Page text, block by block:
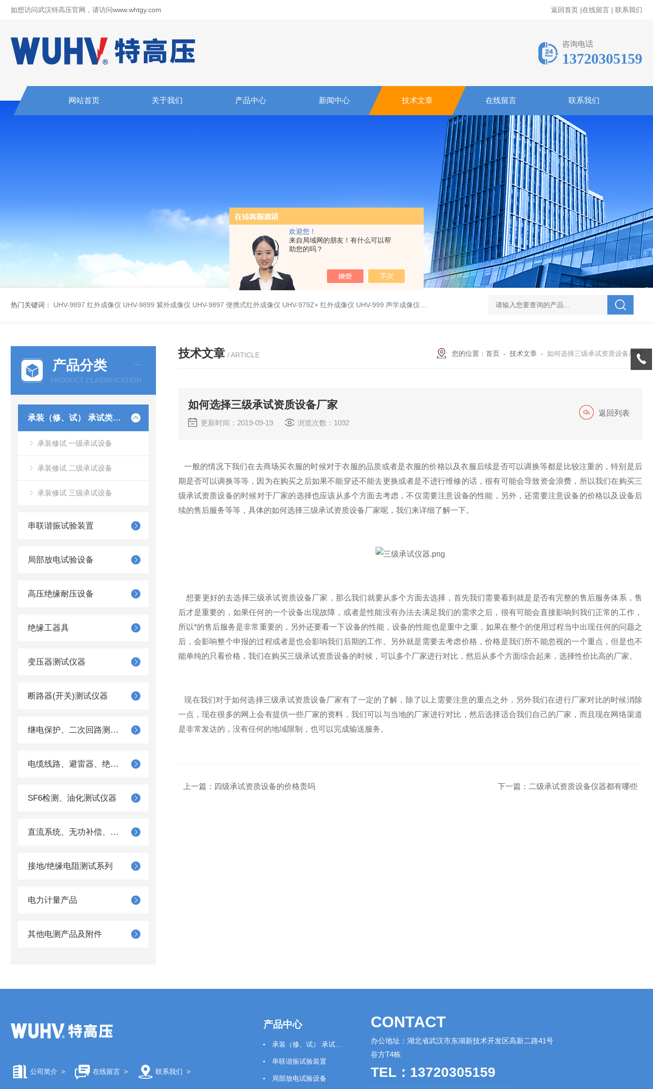
欢迎您！
来自局域网的朋友！有什么可以帮
助您的吗？
如想访问武汉特高压官网，请访问www.whtgy.com 返回首页 |在线留言 | 联系我们
咨询电话
13720305159
网站首页 关于我们 产品中心 新闻中心 技术文章 在线留言 联系我们
热门关键词： UHV-9897 红外成像仪 UHV-9899 紫外成像仪 UHV-9897 便携式红外成像仪 UHV-979Z+ 红外成像仪 UHV-999 声学成像仪 UHV-995 电力综合试验车 UHV-701 级差配合测试仪 UHV-646 全自动水溶
产品分类
PRODUCT CLASSIFICATION
承装（修、试） 承试类仪器
承装修试 一级承试设备
承装修试 二级承试设备
承装修试 三级承试设备
串联谐振试验装置
局部放电试验设备
高压绝缘耐压设备
绝缘工器具
变压器测试仪器
断路器(开关)测试仪器
继电保护、二次回路测试仪器
电缆线路、避雷器、绝缘子测试仪器
SF6检测、油化测试仪器
直流系统、无功补偿、电池电机检测仪器
接地/绝缘电阻测试系列
电力计量产品
其他电测产品及附件
技术文章 / ARTICLE 您的位置： 首页 - 技术文章 - 如何选择三级承试资质设备厂家
如何选择三级承试资质设备厂家
更新时间：2019-09-19 浏览次数：1092
返回列表
一般的情况下我们在去商场买衣服的时候对于衣服的品质或者是衣服的价格以及衣服后续是否可以调换等都是比较注重的，特别是后
期是否可以调换等等，因为在购买之后如果不能穿还不能去更换或者是不进行维修的话，很有可能会导致资金浪费，所以我们在购买三
级承试资质设备​的时候对于厂家的选择也应该从多个方面去考虑，不仅需要注意设备的性能，另外，还需要注意设备的价格以及设备后
续的售后服务等等，具体的如何选择三级承试资质设备厂家呢，我们来详细了解一下。
想要更好的去选择三级承试资质设备厂家，那么我们就要从多个方面去选择，首先我们需要看到就是是否有完整的售后服务体系，售
后才是重要的，如果任何的一个设备出现故障，或者是性能没有办法去满足我们的需求之后，很有可能会直接影响到我们正常的工作，
所以*的售后服务是非常重要的，另外还要看一下设备的性能，设备的性能也是重中之重，如果在整个的使用过程当中出现任何的问题之
后，会影响整个申报的过程或者是也会影响我们后期的工作。另外就是需要去考虑价格，价格是我们所不能忽视的一个重点，但是也不
能单纯的只看价格，我们在购买三级承试资质设备的时候，可以多个厂家进行对比，然后从多个方面综合起来，选择性价比高的厂家。
现在我们对于如何选择三级承试资质设备厂家有了一定的了解，除了以上需要注意的重点之外，另外我们在进行厂家对比的时候消除
一点，现在很多的网上会有提供一些厂家的资料，我们可以与当地的厂家进行对比，然后选择适合我们自己的厂家，而且现在网络渠道
是非常发达的，没有任何的地域限制，也可以完成输送服务。
上一篇： 四级承试资质设备的价格贵吗 下一篇： 二级承试资质设备仪器都有哪些
公司简介 > 在线留言> 联系我们 >
产品中心
串联谐振试验装置
局部放电试验设备
CONTACT
办公地址：湖北省武汉市东湖新技术开发区高新二路41号
谷方T4栋
TEL：13720305159